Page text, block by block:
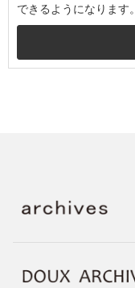
できるようになります。